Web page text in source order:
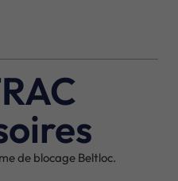
de blocage Beltloc.